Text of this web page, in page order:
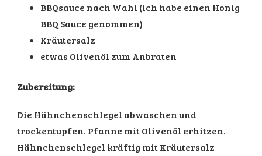
BBQsauce nach Wahl (ich habe einen Honig
BBQ Sauce genommen)
Kräutersalz
etwas Olivenöl zum Anbraten
Zubereitung:
Die Hähnchenschlegel abwaschen und
trockentupfen. Pfanne mit Olivenöl erhitzen.
Hähnchenschlegel kräftig mit Kräutersalz